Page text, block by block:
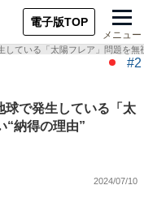
電子版TOP
メニュー
ている「太陽フレア」問題を無
#2
で発生している「太
“納得の理由”
2024/07/10